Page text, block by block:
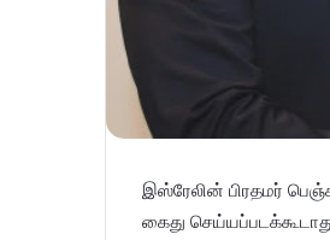
இஸ்ரேலின் பிரதமர்
கைது